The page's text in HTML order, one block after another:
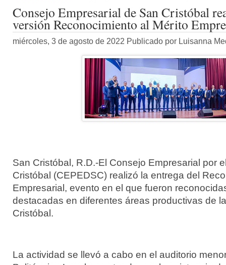
Consejo Empresarial de San Cristóbal
versión Reconocimiento al Mérito
miércoles, 3 de agosto de 2022 Publicado por Luisanna
San Cristóbal, R.D.-El Consejo Empresarial por
Cristóbal (CEPEDSC) realizó la entrega del
Empresarial, evento en el que fueron
destacadas en diferentes áreas productivas de
Cristóbal.
La actividad se llevó a cabo en el auditorio